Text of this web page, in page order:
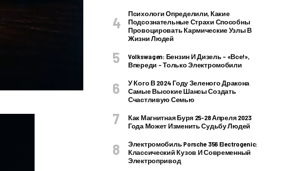
Психологи Определили, Какие
Подсознательные Страхи Способны
Провоцировать Кармические Узлы В
Жизни Людей
Volkswagen: Бензин И Дизель – «все!»,
Впереди – Только Электромобили
У Кого В 2024 Году Зеленого Дракона
Самые Высокие Шансы Создать
Счастливую Семью
Как Магнитная Буря 25-28 Апреля 2023
Года Может Изменить Судьбу Людей
Электромобиль Porsche 356 Electrogenic:
Классический Кузов И Современный
Электропривод